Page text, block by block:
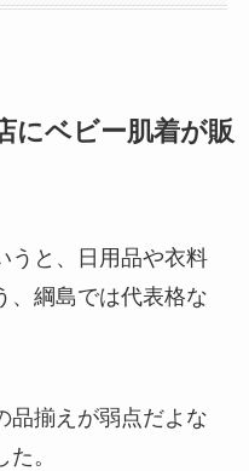
にベビー肌着が販
うと、日用品や衣料
、綱島では代表格な
品揃えが弱点だよな
。